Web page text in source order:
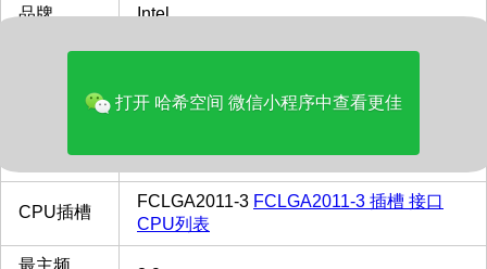
品牌 Intel
多核评分 17430
是否有 核
没有核显
Server
CPU插槽
FCLGA2011-3 FCLGA2011-3 插槽 接口
CPU列表
打开 哈希空间 微信小程序中查看更佳